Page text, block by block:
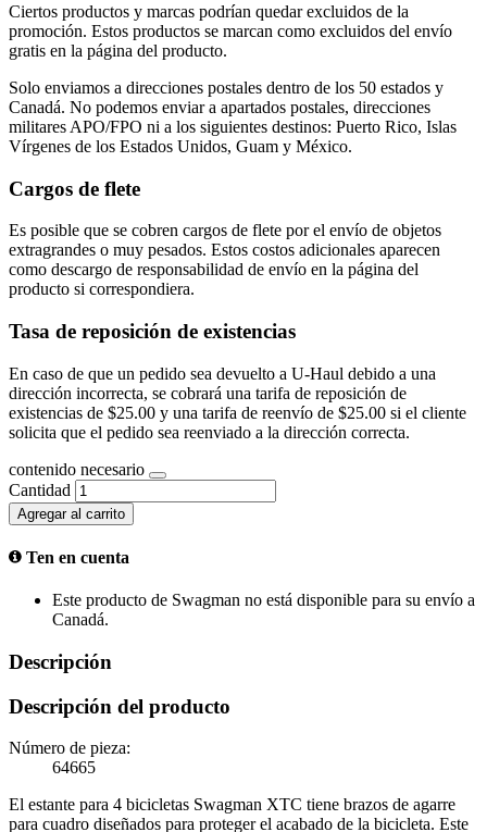
Ciertos productos y marcas podrían quedar excluidos de la
promoción. Estos productos se marcan como excluidos del envío
gratis en la página del producto.
Solo enviamos a direcciones postales dentro de los 50 estados y
Canadá. No podemos enviar a apartados postales, direcciones
militares APO/FPO ni a los siguientes destinos: Puerto Rico, Islas
Vírgenes de los Estados Unidos, Guam y México.
Cargos de flete
Es posible que se cobren cargos de flete por el envío de objetos
extragrandes o muy pesados. Estos costos adicionales aparecen
como descargo de responsabilidad de envío en la página del
producto si correspondiera.
Tasa de reposición de existencias
En caso de que un pedido sea devuelto a U-Haul debido a una
dirección incorrecta, se cobrará una tarifa de reposición de
existencias de $25.00 y una tarifa de reenvío de $25.00 si el cliente
solicita que el pedido sea reenviado a la dirección correcta.
contenido necesario
Cantidad
Agregar al carrito
Ten en cuenta
Este producto de Swagman no está disponible para su envío a
Canadá.
Descripción
Descripción del producto
Número de pieza:
64665
El estante para 4 bicicletas Swagman XTC tiene brazos de agarre
para cuadro diseñados para proteger el acabado de la bicicleta. Este